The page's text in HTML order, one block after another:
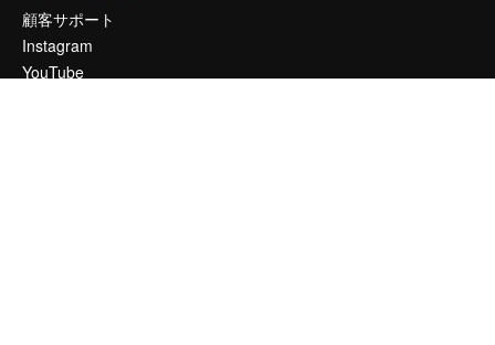
顧客サポート
Instagram
YouTube